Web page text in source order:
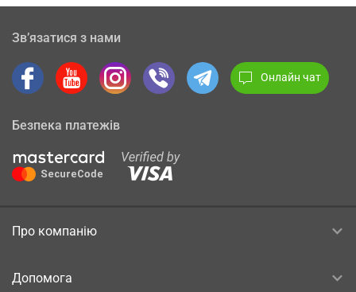
Зв’язатися з нами
Онлайн чат
Безпека платежів
Про компанію
Допомога